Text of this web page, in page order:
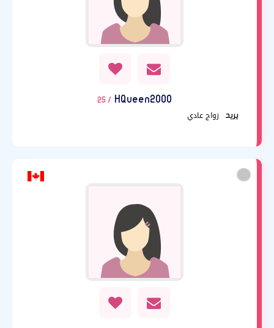
HQueen2000
/ 25
يريد
زواج عادي